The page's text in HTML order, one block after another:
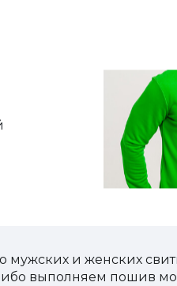
и женских
выполняем пошив